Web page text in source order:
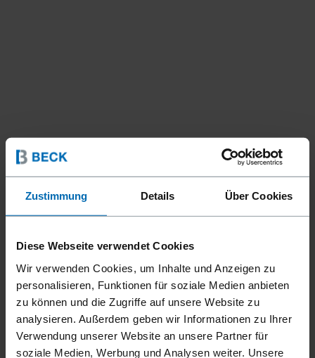
Zustimmung Details Über Cookies
Diese Webseite verwendet Cookies
Wir verwenden Cookies, um Inhalte und Anzeigen zu
personalisieren, Funktionen für soziale Medien anbieten
zu können und die Zugriffe auf unsere Website zu
analysieren. Außerdem geben wir Informationen zu Ihrer
Verwendung unserer Website an unsere Partner für
soziale Medien, Werbung und Analysen weiter. Unsere